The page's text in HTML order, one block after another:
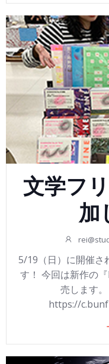
文学フ
加
5/19（日）に開催さ
す！ 今回は新作の
売します
https://